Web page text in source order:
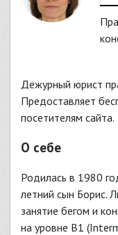
Дежурный юрист
Предоставляет
посетителям сайта.
О себе
Родилась в 1980
летний сын Борис.
занятие бегом и
на уровне B1